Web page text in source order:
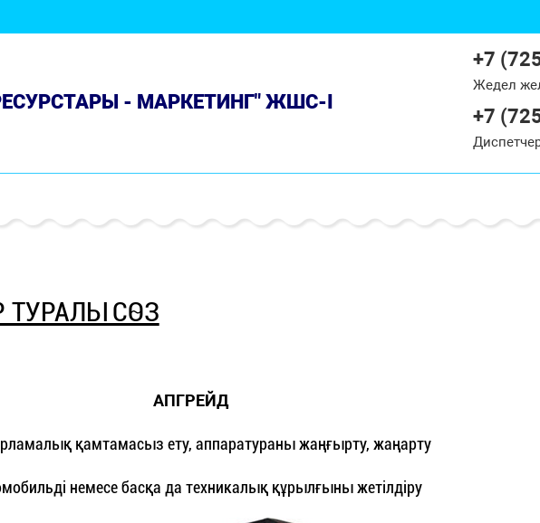
- МАРКЕТИНГ" ЖШС-І
+7
Жедел
+7
СӨЗ
АПГРЕЙД
қамтамасыз ету, аппаратураны жаңғырту, жаңарту
немесе басқа да техникалық құрылғыны жетілдіру